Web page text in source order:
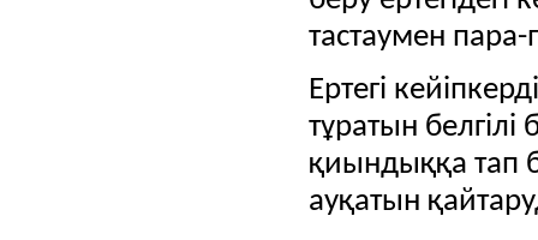
тастаумен пара-
Ертегі
тұратын
қиындыққа тап
ауқатын